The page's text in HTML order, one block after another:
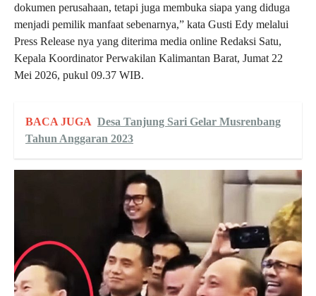
dokumen perusahaan, tetapi juga membuka siapa yang diduga
menjadi pemilik manfaat sebenarnya,” kata Gusti Edy melalui
Press Release nya yang diterima media online Redaksi Satu,
Kepala Koordinator Perwakilan Kalimantan Barat, Jumat 22
Mei 2026, pukul 09.37 WIB.
BACA JUGA Desa Tanjung Sari Gelar Musrenbang
Tahun Anggaran 2023